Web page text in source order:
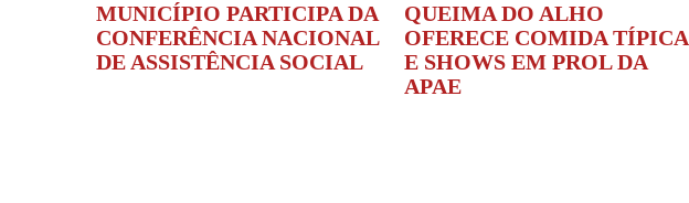
MUNICÍPIO PARTICIPA DA
CONFERÊNCIA NACIONAL
DE ASSISTÊNCIA SOCIAL
QUEIMA DO ALHO
OFERECE COMIDA TÍPICA
E SHOWS EM PROL DA
APAE